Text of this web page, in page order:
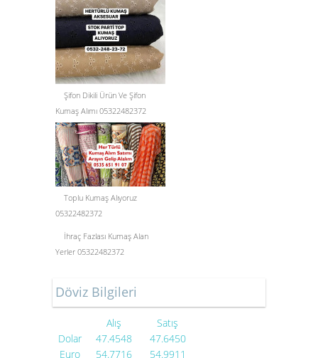
Şifon Dikili Ürün Ve Şifon
Kumaş Alımı 05322482372
Toplu Kumaş Alıyoruz
05322482372
İhraç Fazlası Kumaş Alan
Yerler 05322482372
Döviz Bilgileri
Alış
Satış
Dolar
47.4548
47.6450
Euro
54.7716 54.9911